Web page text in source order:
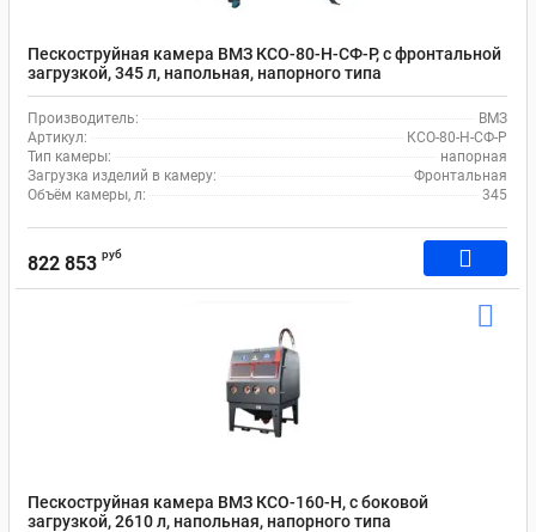
Пескоструйная камера ВМЗ КСО-80-Н-СФ-Р, с фронтальной
загрузкой, 345 л, напольная, напорного типа
Производитель:
ВМЗ
Артикул:
КСО-80-Н-СФ-Р
Тип камеры:
напорная
Загрузка изделий в камеру:
Фронтальная
Объём камеры, л:
345
822 853 руб
Пескоструйная камера ВМЗ КСО-160-Н, с боковой
загрузкой, 2610 л, напольная, напорного типа